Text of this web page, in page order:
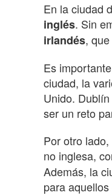
En la ciudad
inglés. Sin
irlandés,
Es
ciudad, la
Unido.
ser un reto
Por otro
no inglesa,
Además, la
para